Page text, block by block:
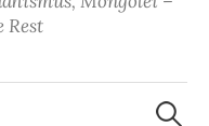
Rest
Suchen
nach: